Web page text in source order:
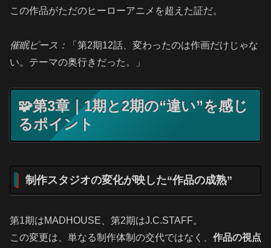
この作品がただのヒーローアニメを超えた証だ。
催眠ピース：
「第2期12話、変わったのは作画だけじゃな
い。テーマの奥行きだった。」
🧩第3章｜1期と2期の“違い”を感じ
るポイント
制作スタジオの変化が映した“作品の成熟”
第1期はMADHOUSE、第2期はJ.C.STAFF。
この変更は、単なる制作体制の交代ではなく、 作品の視点